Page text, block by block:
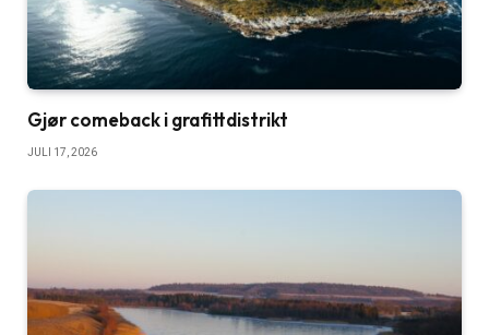
Gjør comeback i grafittdistrikt
JULI 17, 2026